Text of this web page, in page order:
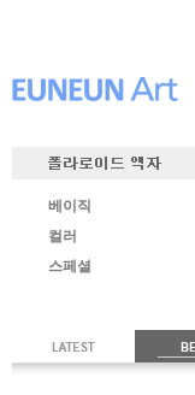
베이직
컬러
스페셜